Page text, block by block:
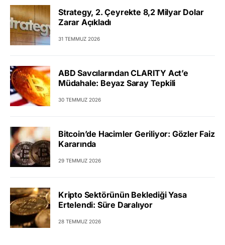
Strategy, 2. Çeyrekte 8,2 Milyar Dolar
Zarar Açıkladı
31 TEMMUZ 2026
ABD Savcılarından CLARITY Act’e
Müdahale: Beyaz Saray Tepkili
30 TEMMUZ 2026
Bitcoin’de Hacimler Geriliyor: Gözler Faiz
Kararında
29 TEMMUZ 2026
Kripto Sektörünün Beklediği Yasa
Ertelendi: Süre Daralıyor
28 TEMMUZ 2026